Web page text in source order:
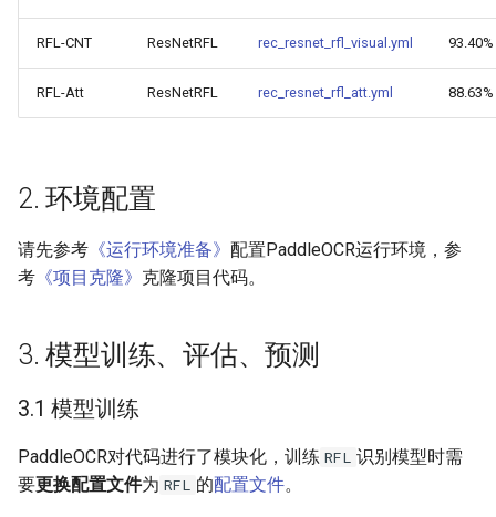
о
测
项目克隆
4.2 C++推理部署
5. FAQ
引用
RFL-CNT ResNetRFL rec_resnet_rfl_visual.yml 93.40%
RFL-Att ResNetRFL rec_resnet_rfl_att.yml 88.63%
2. 环境配置
请先参考 《运行环境准备》 配置PaddleOCR运行环境，参
考 《项目克隆》 克隆项目代码。
3. 模型训练、评估、预测
3.1 模型训练
PaddleOCR对代码进行了模块化，训练 RFL 识别模型时需
要更换配置文件为 RFL 的配置文件。